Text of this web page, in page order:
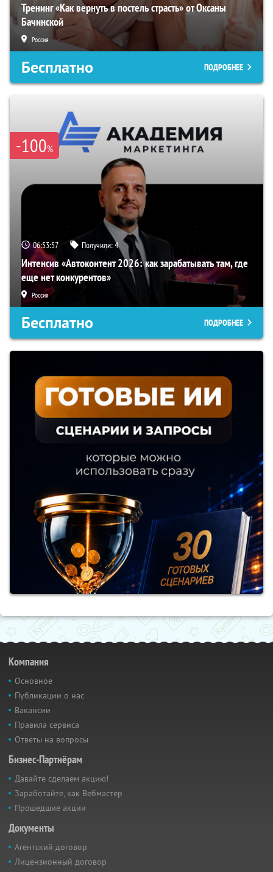
Тренинг «Как вернуть в постель страсть» от Оксаны
Бачинской
Россия
Бесплатно ПОДРОБНЕЕ
-100%
06:53:56 Получили:4
Интенсив «Автоконтент 2026: как зарабатывать там, где
еще нет конкурентов»
Россия
Бесплатно ПОДРОБНЕЕ
Компания
Основное
Публикации о нас
Вакансии
Правила сервиса
Ответы на вопросы
Бизнес-Партнёрам
Давайте сделаем акцию!
Заработайте, как Вебмастер
Прошедшие акции
Документы
Агентский договор
Лицензионный договор